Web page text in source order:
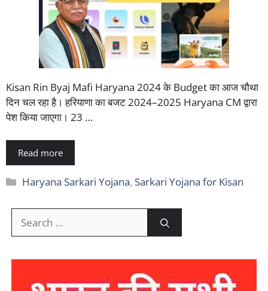
Kisan Rin Byaj Mafi Haryana 2024 के Budget का आज चौथा
दिन चल रहा है। हरियाणा का बजट 2024–2025 Haryana CM द्वारा
पेश किया जाएगा। 23 …
Read more
Categories
Haryana Sarkari Yojana, Sarkari Yojana for Kisan
for: